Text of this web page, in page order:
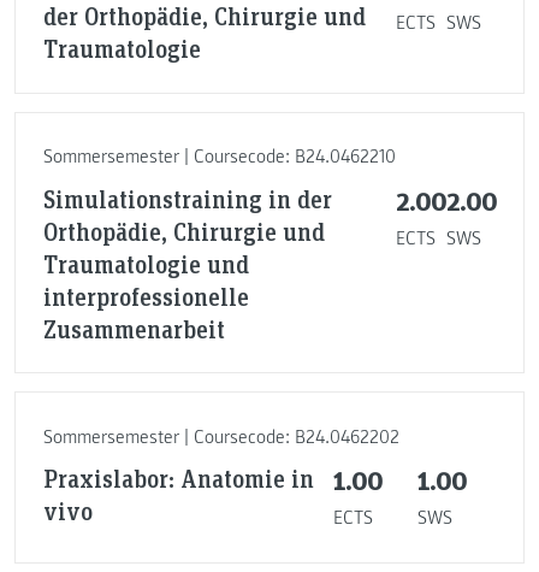
der Orthopädie, Chirurgie und
Traumatologie
ECTS SWS
Sommersemester | Coursecode: B24.0462210
Simulationstraining in der
Orthopädie, Chirurgie und
Traumatologie und
interprofessionelle
Zusammenarbeit
2.00
ECTS
2.00
SWS
Sommersemester | Coursecode: B24.0462202
Praxislabor: Anatomie in
vivo
1.00
ECTS
1.00
SWS